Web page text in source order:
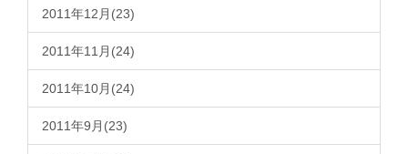
2011年12月(23)
2011年11月(24)
2011年10月(24)
2011年9月(23)